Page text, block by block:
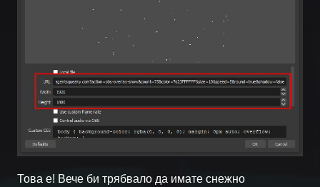
Това е! Вече би трябвало да имате снежно